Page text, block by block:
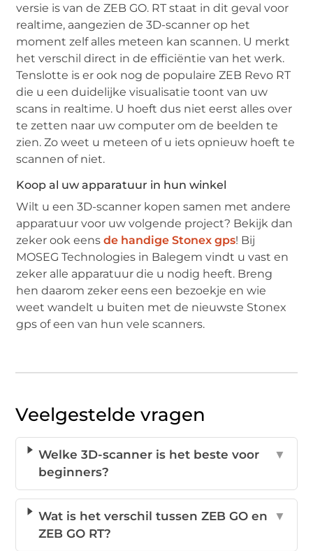
versie is van de ZEB GO. RT staat in dit geval voor
realtime, aangezien de 3D-scanner op het
moment zelf alles meteen kan scannen. U merkt
het verschil direct in de efficiëntie van het werk.
Tenslotte is er ook nog de populaire ZEB Revo RT
die u een duidelijke visualisatie toont van uw
scans in realtime. U hoeft dus niet eerst alles over
te zetten naar uw computer om de beelden te
zien. Zo weet u meteen of u iets opnieuw hoeft te
scannen of niet.
Koop al uw apparatuur in hun winkel
Wilt u een 3D-scanner kopen samen met andere
apparatuur voor uw volgende project? Bekijk dan
zeker ook eensde handige Stonex gps! Bij
MOSEG Technologies in Balegem vindt u vast en
zeker alle apparatuur die u nodig heeft. Breng
hen daarom zeker eens een bezoekje en wie
weet wandelt u buiten met de nieuwste Stonex
gps of een van hun vele scanners.
Veelgestelde vragen
Welke 3D-scanner is het beste voor
beginners?
▼
Wat is het verschil tussen ZEB GO en
ZEB GO RT?
▼